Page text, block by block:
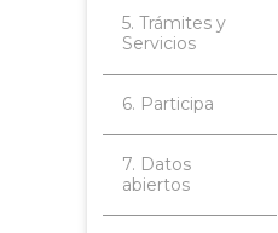
5. Trámites y
Servicios
6. Participa
7. Datos
abiertos